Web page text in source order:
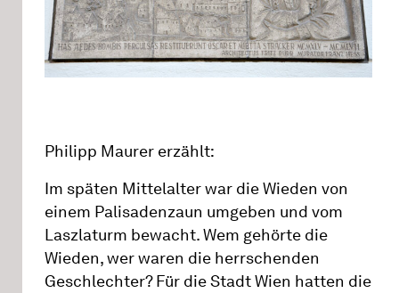
Philipp Maurer erzählt:
Im späten Mittelalter war die Wieden von
einem Palisadenzaun umgeben und vom
Laszlaturm bewacht. Wem gehörte die
Wieden, wer waren die herrschenden
Geschlechter? Für die Stadt Wien hatten die